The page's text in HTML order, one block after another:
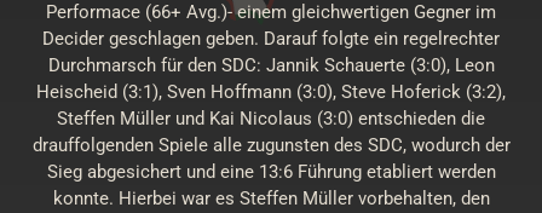
Performace (66+ Avg.)- einem gleichwertigen Gegner im
Decider geschlagen geben. Darauf folgte ein regelrechter
Durchmarsch für den SDC: Jannik Schauerte (3:0), Leon
Heischeid (3:1), Sven Hoffmann (3:0), Steve Hoferick (3:2),
Steffen Müller und Kai Nicolaus (3:0) entschieden die
drauffolgenden Spiele alle zugunsten des SDC, wodurch der
Sieg abgesichert und eine 13:6 Führung etabliert werden
konnte. Hierbei war es Steffen Müller vorbehalten, den